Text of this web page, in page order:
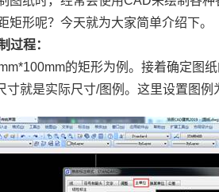
矩形呢？今天就为大家简单介绍下。
过程：
的矩形为例。接着确定图
寸就是实际尺寸/图例。这里设置图例